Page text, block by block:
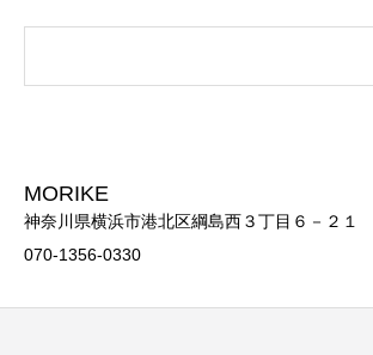
MORIKE
神奈川県横浜市港北区綱島西３丁目６－２１
070-1356-0330